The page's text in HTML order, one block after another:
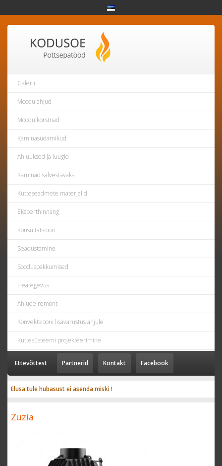
Galerii
Moodulahjud
Moodulkorstnad
Kaminasüdamikud
Ahjuuksed ja luugid
Kaminad salvestavaks
Kütteseadmete materjalid
Eksperthinnang
Konsultatsioon
Seadustamine
Sooduspakkumised
Heategevus
Ahjude remont
Konvektsiooni lisavarustus ahjule
Küttesüsteemi projekteerimine
Ettevõttest Partnerid Kontakt Facebook
Elusa tule hubasust ei asenda miski !
Zuzia